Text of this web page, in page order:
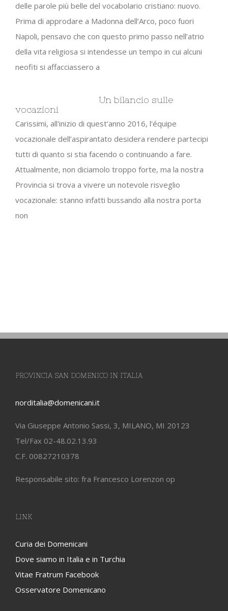
delle parole più belle del vocabolario cristiano: nuovo.
Prima di approdare a Madonna dell’Arco, poco fuori
Napoli, pensavo che con questo primo passo nell’atrio
della vita religiosa si intendesse un tempo in cui alcuni
neofiti si affacciassero a
Un bilancio sulle
vocazioni
Carissimi, all'inizio di quest'anno 2016, l'équipe
vocazionale dell’aspirantato desidera rendere partecipi
tutti di quanto si stia facendo o continuando a fare.
Attualmente, non diciamolo troppo forte, ma la nostra
Provincia si trova a vivere un notevole risveglio
vocazionale: stanno infatti bussando alla nostra porta
non
PROVINCIA SAN DOMENICO IN ITALIA
norditalia@domenicani.it
Via Giuseppe Antonio Sassi, 3, MILANO, MI 20123
Tel/Fax 02-48.02.13.93
C.F. 00827210378
Responsabile sito: fra Francesco Lorenzon op
LINK
Curia dei Domenicani
Dove siamo in Italia e in Turchia
Vitae Fratrum Facebook
Osservatore Domenicano